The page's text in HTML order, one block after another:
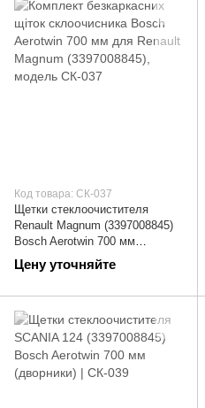
Код товара: СК-037
Щетки стеклоочистителя
Renault Magnum (3397008845)
Bosch Aerotwin 700 мм
(дворники) | СК-037
Цену уточняйте